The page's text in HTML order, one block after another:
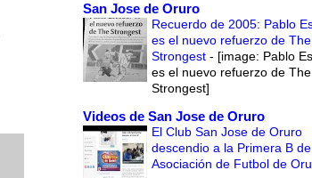
San Jose de Oruro
Recuerdo de 2005: Pablo
es el nuevo refuerzo de The
Strongest - [image: Pablo
es el nuevo refuerzo de The
Strongest]
Videos de San Jose de Oruro
El Club San Jose de Oruro
descendio a la Primera B
Asociación de Futbol de